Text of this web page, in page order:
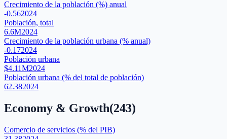
Crecimiento de la población (%) anual
-0.562024
Población, total
6.6M2024
Crecimiento de la población urbana (% anual)
-0.172024
Población urbana
$4.11M2024
Población urbana (% del total de población)
62.382024
Economy & Growth(243)
Comercio de servicios (% del PIB)